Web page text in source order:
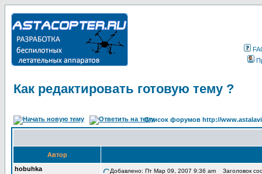
Как редактировать готовую тему ?
Список форумов http://
Автор
hobuhka
Добавлено: Пт Мар 09, 2007 9:36 am Заголовок